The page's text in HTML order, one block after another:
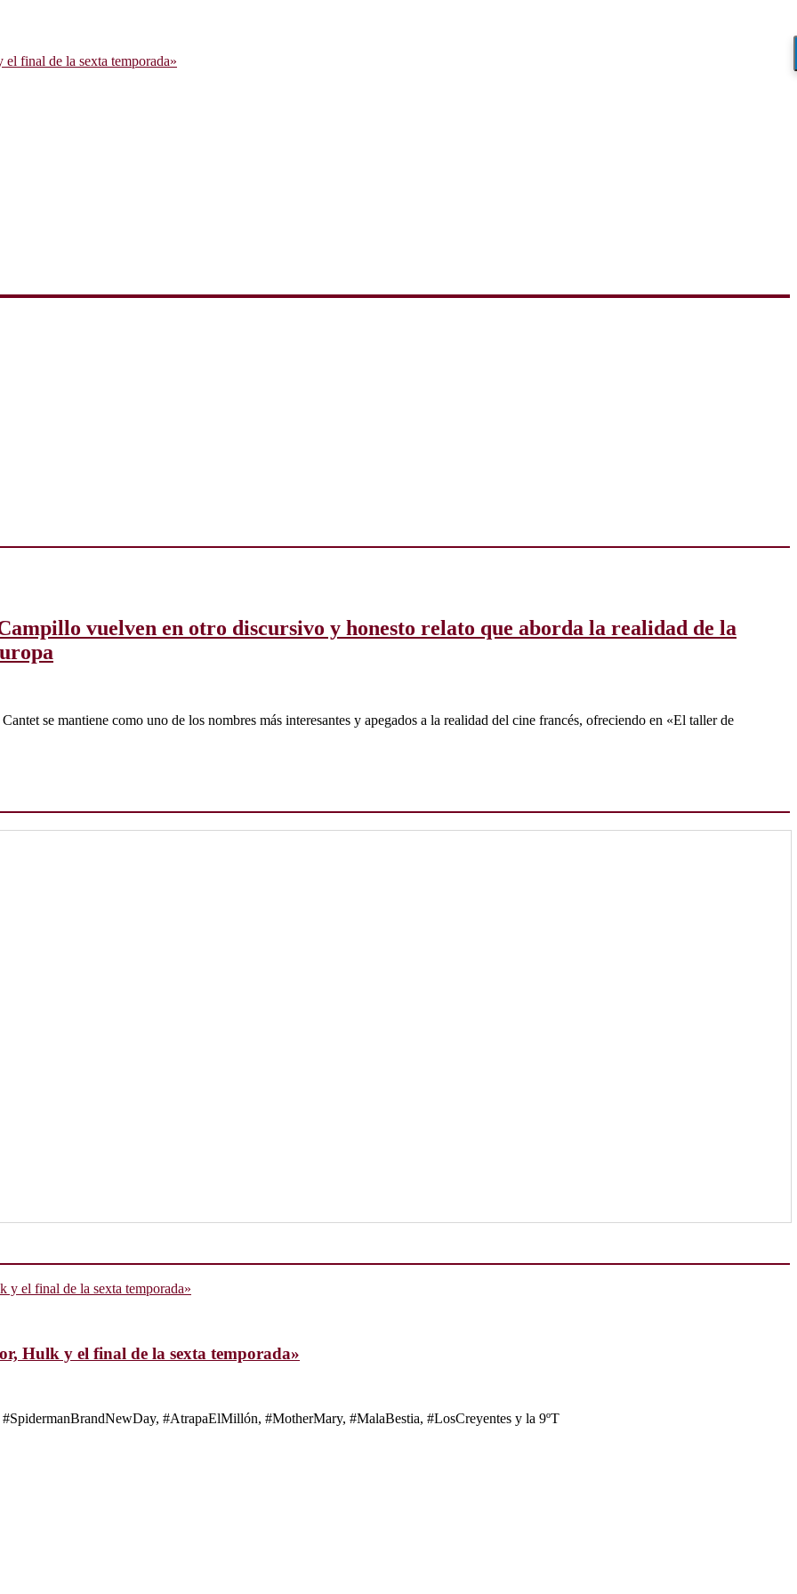
final de la sexta temporada»
vuelven en otro discursivo y honesto relato que aborda la realidad de la
se mantiene como uno de los nombres más interesantes y apegados a la realidad del cine francés, ofreciendo en «El taller de
Hulk y el final de la sexta temporada»
#SpidermanBrandNewDay, #AtrapaElMillón, #MotherMary, #MalaBestia, #LosCreyentes y la 9ºT